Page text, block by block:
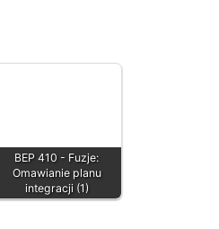
BEP 410 - Fuzje:
Omawianie planu
integracji (1)